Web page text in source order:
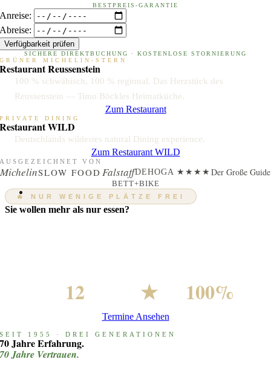
BESTPREIS-GARANTIE
Anreise:
Abreise:
Verfügbarkeit prüfen
SICHERE DIREKTBUCHUNG · KOSTENLOSE STORNIERUNG
GRÜNER MICHELIN-STERN
Restaurant Reussenstein
100 % schwäbisch, 100 % regional. Das Herzstück des
Reussenstein — Timo Böckles Heimatküche.
Zum Restaurant
PRIVATE DINING
Restaurant WILD
Deutschlands wildestes natural Dining experience.
Zum Restaurant WILD
AUSGEZEICHNET VON
MichelinSLOW FOOD FalstaffDEHOGA ★★★★ Der Große Guide
BETT+BIKE
🔥 NUR WENIGE PLÄTZE FREI
Sie wollen mehr als nur essen?
12 ★ 100%
Termine Ansehen
SEIT 1955 · DREI GENERATIONEN
70 Jahre Erfahrung.
70 Jahre Vertrauen.